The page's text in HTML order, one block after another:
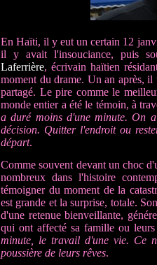
En Haïti, il y eut un certain 12
il y avait l'insouciance, puis
Laferrière, écrivain haïtien
moment du drame. Un an après,
partagé. Le pire comme le
monde entier a été le témoin, à
a duré moins d'une minute. On
décision. Quitter l'endroit ou
départ.
Comme souvent devant un choc
nombreux dans l'histoire
témoigner du moment de la
est grande et la surprise, totale.
d'une retenue bienveillante,
qui ont affecté sa famille ou
minute, le travail d'une vie. Ce
poussière de leurs rêves.